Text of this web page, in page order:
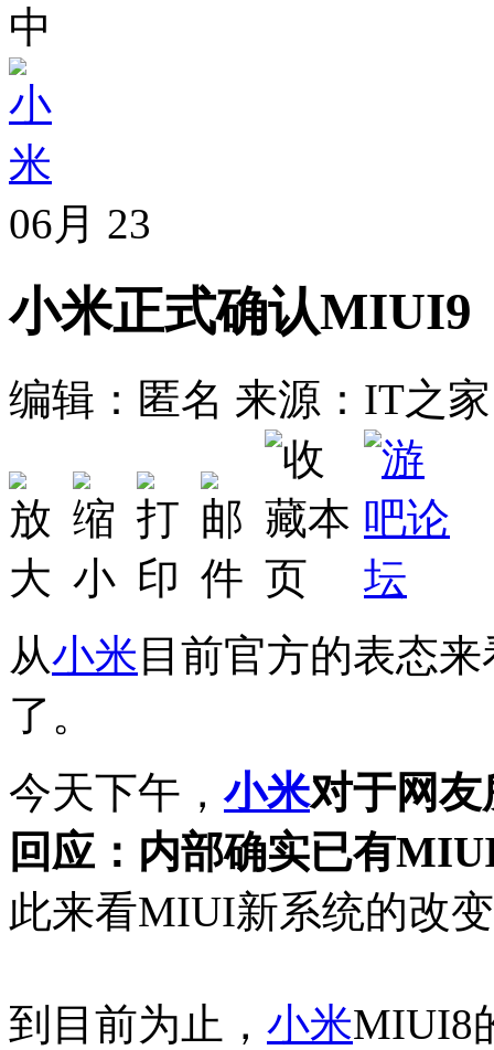
中
06月 23
小米正式确认MIUI9
编辑：匿名 来源：IT之家
从小米 目前官方的表态
了。
今天下午，小米对于网
回应：内部确实已有
此来看MIUI新系统的改
到目前为止， 小米MIUI8